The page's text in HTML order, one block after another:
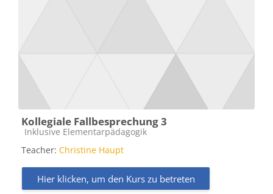
Kollegiale Fallbesprechung 3
Kursbereich
Inklusive Elementarpädagogik
Teacher: Christine Haupt
Hier klicken, um den Kurs zu betreten